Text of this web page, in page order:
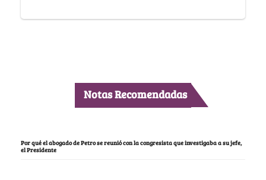
Notas Recomendadas
Por qué el abogado de Petro se reunió con la congresista que investigaba a su jefe,
el Presidente